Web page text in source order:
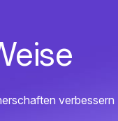
verbessern